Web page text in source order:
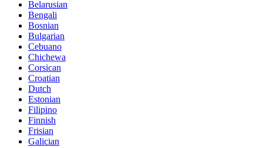
Belarusian
Bengali
Bosnian
Bulgarian
Cebuano
Chichewa
Corsican
Croatian
Dutch
Estonian
Filipino
Finnish
Frisian
Galician